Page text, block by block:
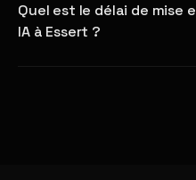
Quel est le délai de mise
IA à Essert ?